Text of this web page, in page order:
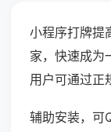
小程序打牌提
家，快速成为
用户可通过正
辅助安装，可